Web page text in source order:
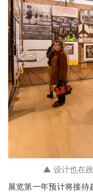
▲ 设计也在政
展览第一年预计将接